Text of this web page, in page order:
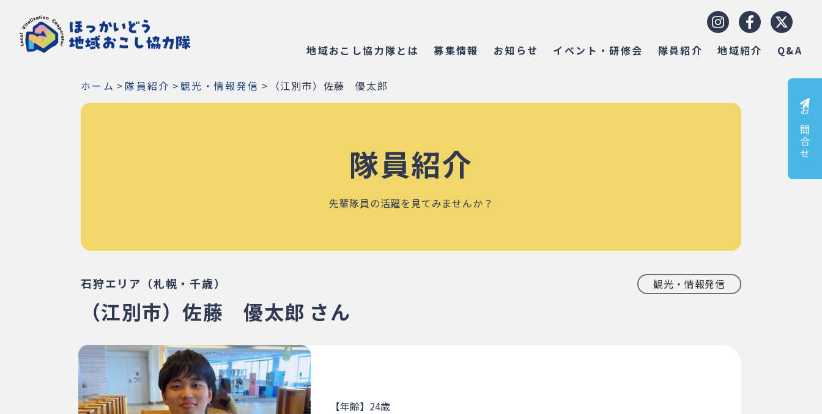
地域おこし協力隊とは 募集情報 お知らせ イベント・研修会 隊員紹介 地域紹介 Q&A
お問合せ
ホーム > 隊員紹介 >観光・情報発信 > （江別市）佐藤 優太郎
隊員紹介
先輩隊員の活躍を見てみませんか？
石狩エリア（札幌・千歳） 観光・情報発信
（江別市）佐藤 優太郎 さん
【年齢】24歳